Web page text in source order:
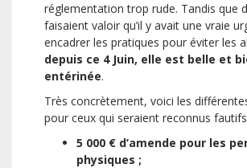
réglementation trop rude. Tandis que
faisaient valoir qu’il y avait une vraie
encadrer les pratiques pour éviter les
depuis ce 4 Juin, elle est belle et
entérinée.
Très concrètement, voici les
pour ceux qui seraient reconnus
5 000 € d’amende pour les
physiques ;